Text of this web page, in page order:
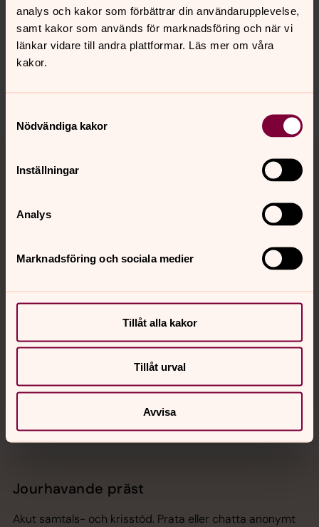
analys och kakor som förbättrar din användarupplevelse,
samt kakor som används för marknadsföring och när vi
länkar vidare till andra plattformar. Läs mer om våra
kakor.
Nödvändiga kakor
Inställningar
Analys
Marknadsföring och sociala medier
Tillåt alla kakor
Tillåt urval
Avvisa
Dela
Kontakt
Kalender
Jourhavande präst
Akut samtals- och krisstöd. Prata eller chatta anonymt